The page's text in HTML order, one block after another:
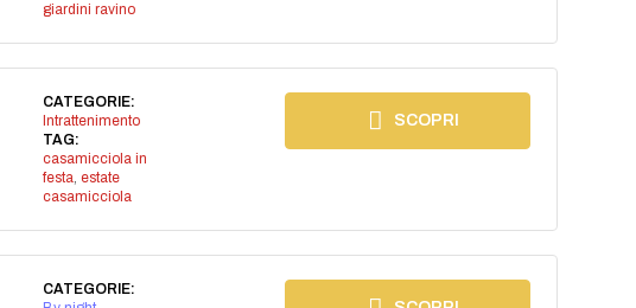
giardini ravino
CATEGORIE:
Intrattenimento
TAG:
casamicciola in
festa, estate
casamicciola
SCOPRI
CATEGORIE: